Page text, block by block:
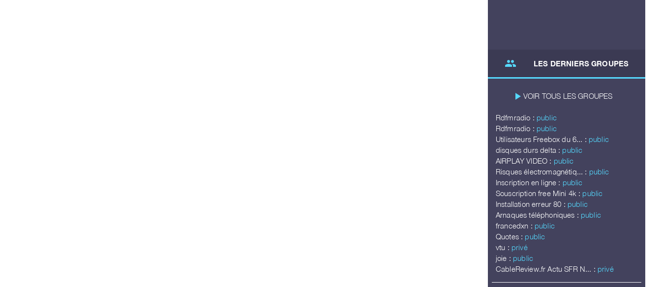
group LES DERNIERS GROUPES
play_arrow VOIR TOUS LES GROUPES
Rdfmradio : public
Rdfmradio : public
Utilisateurs Freebox du 6... : public
disques durs delta : public
AIRPLAY VIDEO : public
Risques électromagnétiq... : public
Inscription en ligne : public
Souscription free Mini 4k : public
Installation erreur 80 : public
Arnaques téléphoniques : public
francedxn : public
Quotes : public
vtu : privé
joie : public
CableReview.fr Actu SFR N... : privé